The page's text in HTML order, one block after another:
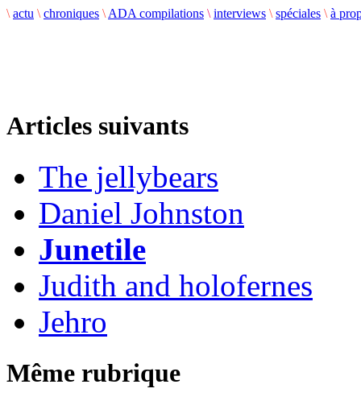
\ actu \ chroniques \ ADA compilations \ interviews \ spéciales \ à
Articles suivants
The jellybears
Daniel Johnston
Junetile
Judith and holofernes
Jehro
Même rubrique